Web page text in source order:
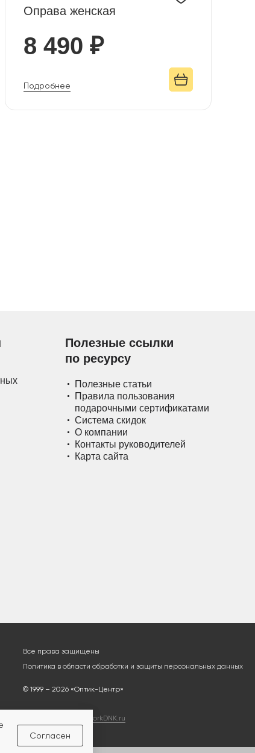
Оправа женская
8 490 ₽
Подробнее
Полезные ссылки
по ресурсу
Полезные статьи
Правила пользования
подарочными сертификатами
Система скидок
О компании
Контакты руководителей
Карта сайта
Все права защищены
Политика в области обработки и защиты персональных данных
© 1999 – 2026 «Оптик-Центр»
workDNK.ru
Согласен